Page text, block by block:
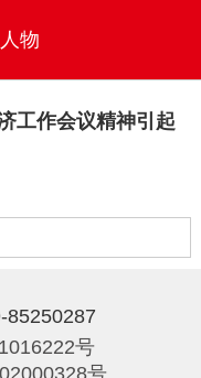
物
工作会议精神引起
85250287
号
号